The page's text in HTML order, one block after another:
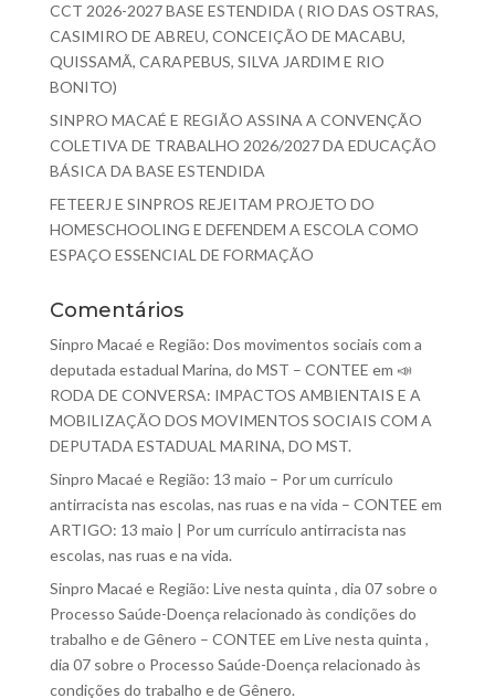
CCT 2026-2027 BASE ESTENDIDA ( RIO DAS OSTRAS,
CASIMIRO DE ABREU, CONCEIÇÃO DE MACABU,
QUISSAMÃ, CARAPEBUS, SILVA JARDIM E RIO
BONITO)
SINPRO MACAÉ E REGIÃO ASSINA A CONVENÇÃO
COLETIVA DE TRABALHO 2026/2027 DA EDUCAÇÃO
BÁSICA DA BASE ESTENDIDA
FETEERJ E SINPROS REJEITAM PROJETO DO
HOMESCHOOLING E DEFENDEM A ESCOLA COMO
ESPAÇO ESSENCIAL DE FORMAÇÃO
Comentários
Sinpro Macaé e Região: Dos movimentos sociais com a
deputada estadual Marina, do MST – CONTEE em 📣
RODA DE CONVERSA: IMPACTOS AMBIENTAIS E A
MOBILIZAÇÃO DOS MOVIMENTOS SOCIAIS COM A
DEPUTADA ESTADUAL MARINA, DO MST.
Sinpro Macaé e Região: 13 maio – Por um currículo
antirracista nas escolas, nas ruas e na vida – CONTEE em
ARTIGO: 13 maio | Por um currículo antirracista nas
escolas, nas ruas e na vida.
Sinpro Macaé e Região: Live nesta quinta , dia 07 sobre o
Processo Saúde-Doença relacionado às condições do
trabalho e de Gênero – CONTEE em Live nesta quinta ,
dia 07 sobre o Processo Saúde-Doença relacionado às
condições do trabalho e de Gênero.